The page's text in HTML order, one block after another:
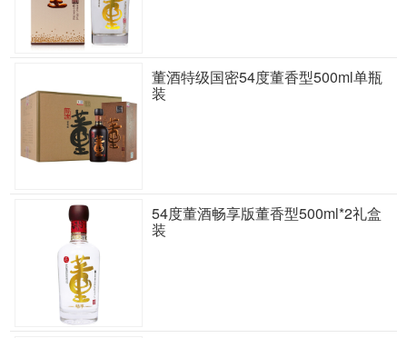
董酒特级国密54度董香型500ml单瓶
装
54度董酒畅享版董香型500ml*2礼盒
装